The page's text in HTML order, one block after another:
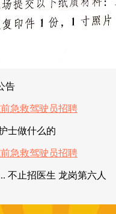
告
士做什么的
不止招医生 龙岗第六人